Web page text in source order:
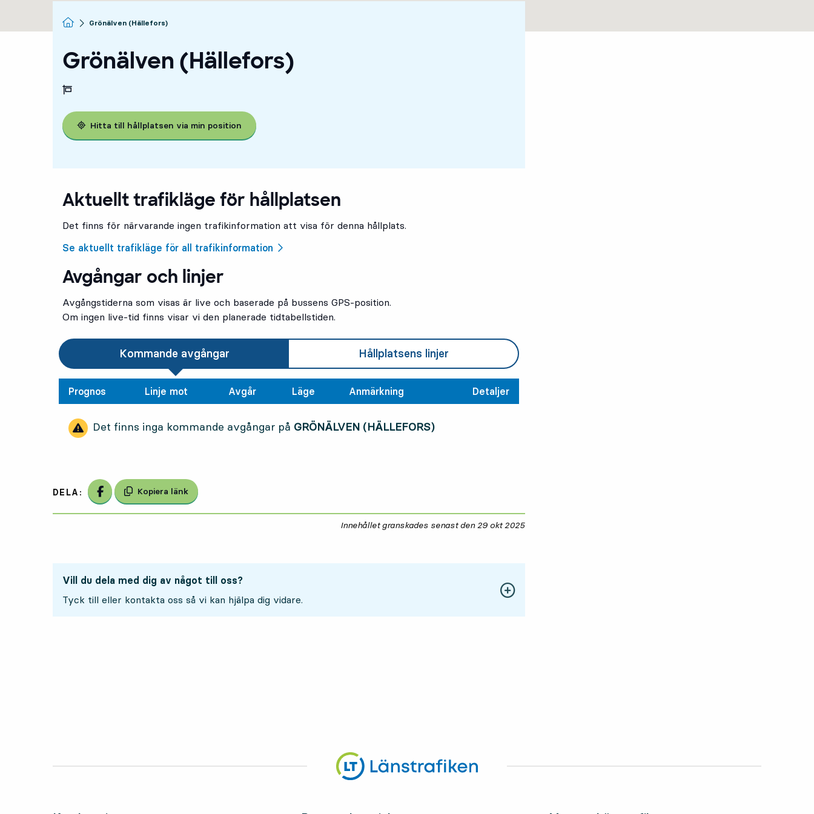
Startsida
Grönälven (Hällefors)
Grönälven (Hällefors)
Hitta till hållplatsen via min position
Aktuellt trafikläge för hållplatsen
Det finns för närvarande ingen trafikinformation att visa för denna hållplats.
Se aktuellt trafikläge för all trafikinformation
Avgångar och linjer
Avgångstiderna som visas är live och baserade på bussens GPS-position.
Om ingen live-tid finns visar vi den planerade tidtabellstiden.
Kommande avgångar Hållplatsens linjer
Prognos Linje mot Avgår Läge Anmärkning Detaljer
Det finns inga kommande avgångar på GRÖNÄLVEN (HÄLLEFORS)
DELA: Dela på Facebook
Kopiera länk
Innehållet granskades senast den 29 okt 2025
Vill du dela med dig av något till oss?
Tyck till eller kontakta oss så vi kan hjälpa dig vidare.